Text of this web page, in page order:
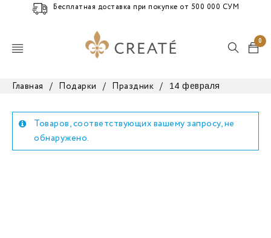
Бесплатная доставка при покупке от 500 000 СУМ
0
Главная / Подарки / Праздник / 14 февраля
Товаров, соответствующих вашему запросу, не
обнаружено.